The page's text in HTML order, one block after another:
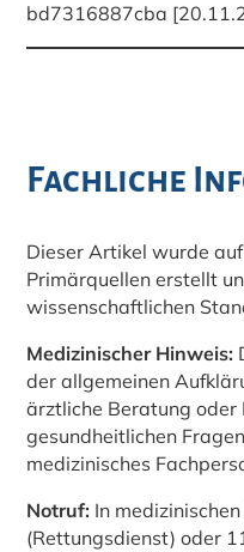
bd7316887cba
Fachliche
Dieser Artikel wurde
Primärquellen erstellt
wissenschaftlichen
Medizinischer Hinweis:
der allgemeinen
ärztliche Beratung oder
gesundheitlichen
medizinisches
Notruf: In
(Rettungsdienst) oder